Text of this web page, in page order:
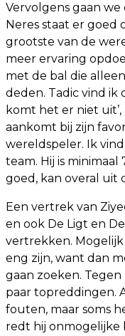
Vervolgens gaan we
Neres staat er goed
grootste van de
meer ervaring
met de bal die
deden. Tadic vind ik
komt het er niet
aankomt bij zijn
wereldspeler. Ik
team. Hij is minimaal
goed, kan overal uit
Een vertrek van
en ook De Ligt en
vertrekken. Mogelijk
eng zijn, want dan
gaan zoeken.
paar topreddingen.
fouten, maar soms
redt hij onmogelijke